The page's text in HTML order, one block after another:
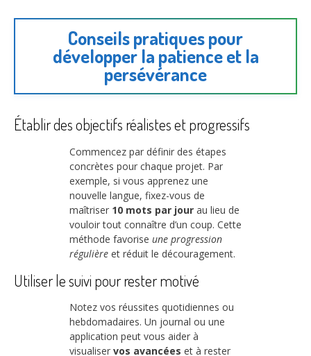
Conseils pratiques pour
développer la patience et la
persévérance
Établir des objectifs réalistes et progressifs
Commencez par définir des étapes
concrètes pour chaque projet. Par
exemple, si vous apprenez une
nouvelle langue, fixez-vous de
maîtriser 10 mots par jour au lieu de
vouloir tout connaître d’un coup. Cette
méthode favorise une progression
régulière et réduit le découragement.
Utiliser le suivi pour rester motivé
Notez vos réussites quotidiennes ou
hebdomadaires. Un journal ou une
application peut vous aider à
visualiser vos avancées et à rester